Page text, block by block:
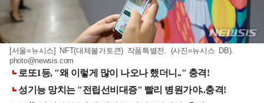
[서울=뉴시스] NFT(대체불가토큰) 작품특별전. (사진=뉴시스 DB).
photo@newsis.com